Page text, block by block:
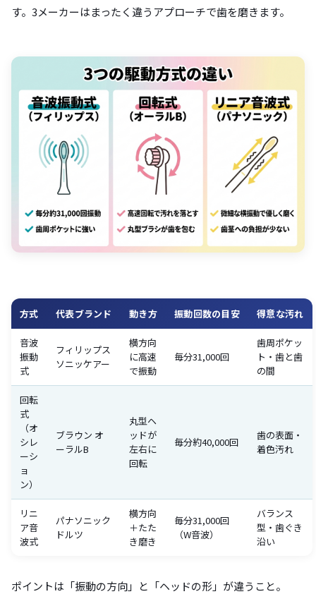
す。3メーカーはまったく違うアプローチで歯を磨きます。
方式 代表ブランド 動き方 振動回数の目安 得意な汚れ
音波
振動
式
フィリップス
ソニッケアー
横方向
に高速
で振動
毎分31,000回
歯周ポケッ
ト・歯と歯
の間
回転
式
（オ
シレ
ーシ
ョ
ン）
ブラウン オ
ーラルB
丸型ヘ
ッドが
左右に
回転
毎分約40,000回
歯の表面・
着色汚れ
リニ
ア音
波式
パナソニック
ドルツ
横方向
＋たた
き磨き
毎分31,000回
（W音波）
バランス
型・歯ぐき
沿い
ポイントは「振動の方向」と「ヘッドの形」が違うこと。